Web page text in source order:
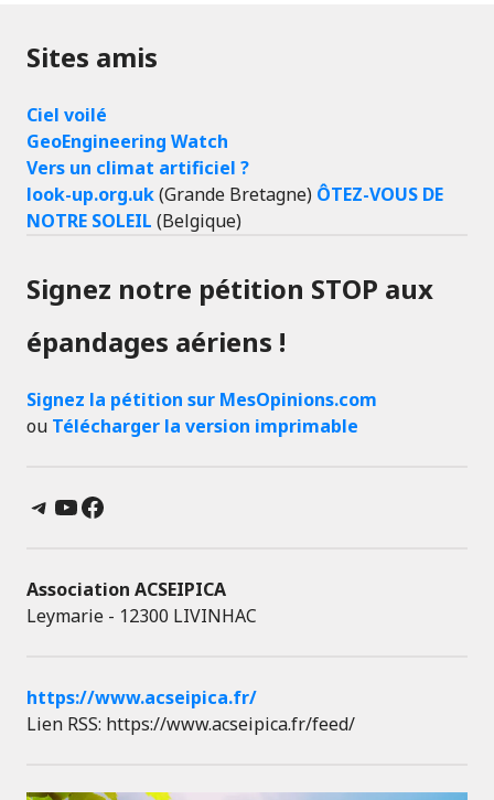
Sites amis
Ciel voilé
GeoEngineering Watch
Vers un climat artificiel ?
look-up.org.uk(Grande Bretagne) ÔTEZ-VOUS DE
NOTRE SOLEIL (Belgique)
Signez notre pétition STOP aux
épandages aériens !
Signez la pétition sur MesOpinions.com
ou Télécharger la version imprimable
Telegram
YouTube
Facebook
Association ACSEIPICA
Leymarie - 12300 LIVINHAC
https://www.acseipica.fr/
Lien RSS: https://www.acseipica.fr/feed/